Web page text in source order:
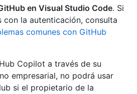
en Visual Studio Code. Si
con la autenticación, consulta
comunes con GitHub
Copilot a través de su
empresarial, no podrá usar
si el propietario de la